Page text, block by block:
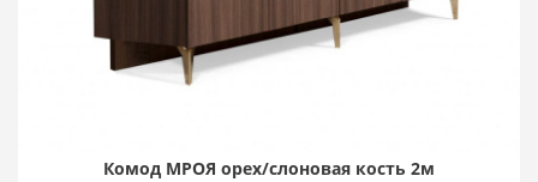
Комод МРОЯ орех/слоновая кость 2м